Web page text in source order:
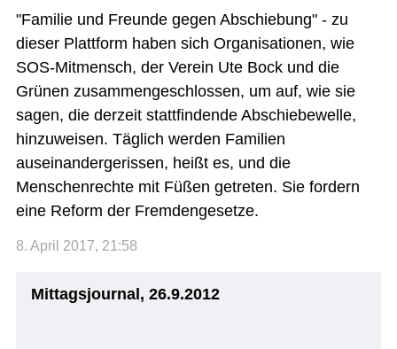
"Familie und Freunde gegen Abschiebung" - zu
dieser Plattform haben sich Organisationen, wie
SOS-Mitmensch, der Verein Ute Bock und die
Grünen zusammengeschlossen, um auf, wie sie
sagen, die derzeit stattfindende Abschiebewelle,
hinzuweisen. Täglich werden Familien
auseinandergerissen, heißt es, und die
Menschenrechte mit Füßen getreten. Sie fordern
eine Reform der Fremdengesetze.
8. April 2017, 21:58
Mittagsjournal, 26.9.2012